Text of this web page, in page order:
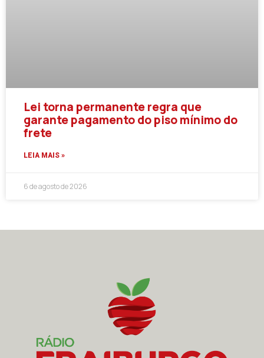
Lei torna permanente regra que
garante pagamento do piso mínimo do
frete
LEIA MAIS »
6 de agosto de 2026